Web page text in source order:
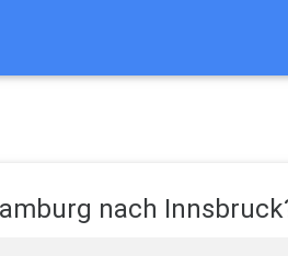
nach